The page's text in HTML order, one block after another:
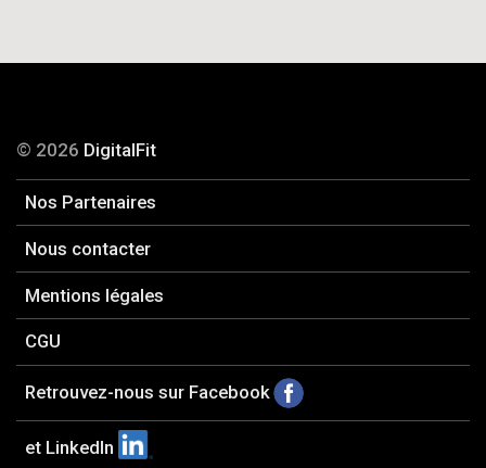
© 2026 DigitalFit
Nos Partenaires
Nous contacter
Mentions légales
CGU
Retrouvez-nous sur Facebook
et LinkedIn